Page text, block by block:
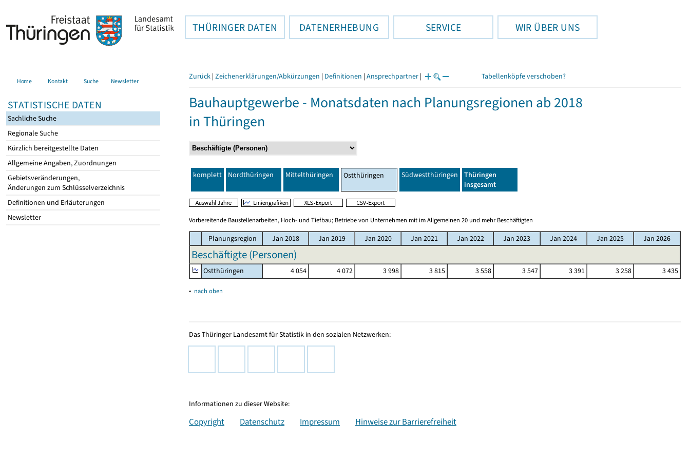
THÜRINGER DATEN DATENERHEBUNG SERVICE WIR ÜBER UNS
Home Kontakt Suche Newsletter
STATISTISCHE DATEN
Sachliche Suche
Regionale Suche
Kürzlich bereitgestellte Daten
Allgemeine Angaben, Zuordnungen
Gebietsveränderungen,
Änderungen zum Schlüsselverzeichnis
Definitionen und Erläuterungen
Newsletter
Zurück | Zeichenerklärungen/Abkürzungen | Definitionen | Ansprechpartner | Tabellenköpfe verschoben?
Bauhauptgewerbe - Monatsdaten nach Planungsregionen ab 2018
in Thüringen
komplett Nordthüringen Mittelthüringen Ostthüringen Südwestthüringen
Thüringen
insgesamt
Vorbereitende Baustellenarbeiten, Hoch- und Tiefbau; Betriebe von Unternehmen mit im Allgemeinen 20 und mehr Beschäftigten
Planungsregion Jan 2018 Jan 2019 Jan 2020 Jan 2021 Jan 2022 Jan 2023 Jan 2024 Jan 2025 Jan 2026
Beschäftigte (Personen)
Ostthüringen 4 054 4 072 3 998 3 815 3 558 3 547 3 391 3 258 3 435
▴ nach oben
Das Thüringer Landesamt für Statistik in den sozialen Netzwerken:
Informationen zu dieser Website:
Copyright Datenschutz Impressum Hinweise zur Barrierefreiheit